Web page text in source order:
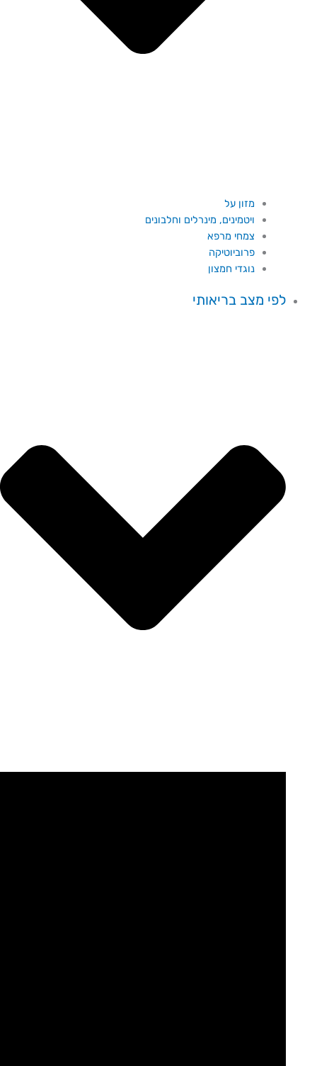
מזון על
ויטמינים, מינרלים וחלבונים
צמחי מרפא
פרוביוטיקה
נוגדי חמצון
לפי מצב בריאותי